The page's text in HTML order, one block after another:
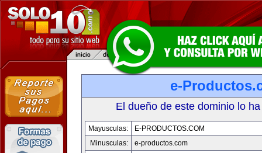
e-
El dueño de este dominio lo
Mayusculas:
E-PRODUCTOS.COM
Minusculas:
e-productos.com